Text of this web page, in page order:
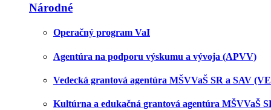
Národné
Operačný program VaI
Agentúra na podporu výskumu a vývoja (APVV)
Vedecká grantová agentúra MŠVVaŠ SR a SAV
Kultúrna a edukačná grantová agentúra MŠVVaŠ